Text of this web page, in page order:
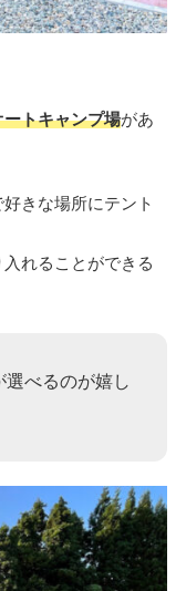
ートキャンプ場があ
きな場所にテント
れることができる
選べるのが嬉し